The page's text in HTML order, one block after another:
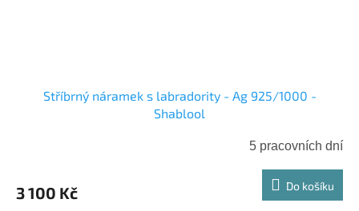
Stříbrný náramek s labradority - Ag 925/1000 -
Shablool
5 pracovních dní
3 100 Kč Do košíku